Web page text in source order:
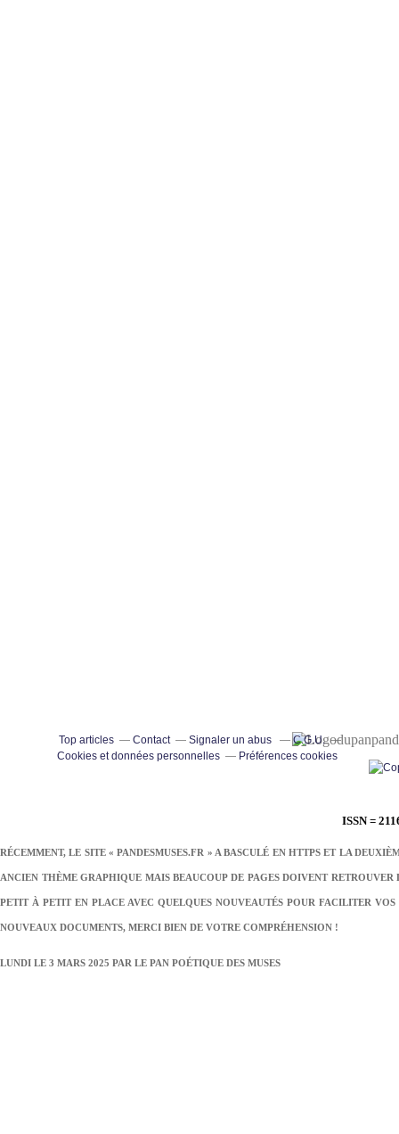
ISSN =
RÉCEMMENT, LE SITE « PANDESMUSES.FR » A BASCULÉ EN HTTPS ET LA
ANCIEN THÈME GRAPHIQUE MAIS BEAUCOUP DE PAGES DOIVENT
PETIT À PETIT EN PLACE AVEC QUELQUES NOUVEAUTÉS POUR FACILITER
NOUVEAUX DOCUMENTS, MERCI BIEN DE VOTRE COMPRÉHENSION !
LUNDI LE 3 MARS 2025 PAR LE PAN POÉTIQUE DES MUSES
Top articles Contact Signaler un abus
C.G.U.
Cookies et données personnelles
Préférences cookies